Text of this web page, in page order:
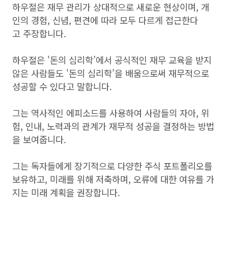
하우절은 재무 관리가 상대적으로 새로운 현상이며, 개
인의 경험, 신념, 편견에 따라 모두 다르게 접근한다
고 주장합니다.
하우절은 '돈의 심리학’에서 공식적인 재무 교육을 받지
않은 사람들도 '돈의 심리학’을 배움으로써 재무적으로
성공할 수 있다고 말합니다.
그는 역사적인 에피소드를 사용하여 사람들의 자아, 위
험, 인내, 노력과의 관계가 재무적 성공을 결정하는 방법
을 보여줍니다.
그는 독자들에게 장기적으로 다양한 주식 포트폴리오를
보유하고, 미래를 위해 저축하며, 오류에 대한 여유를 가
지는 미래 계획을 권장합니다.